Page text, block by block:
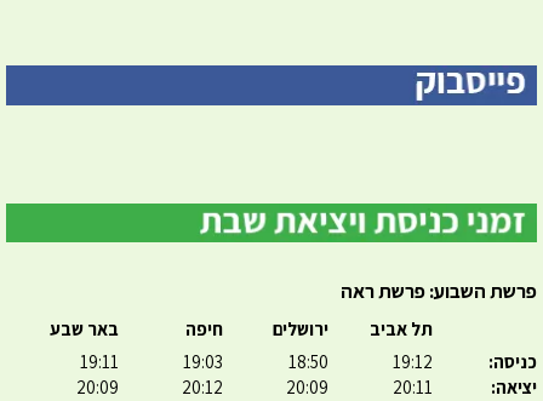
פרשת השבוע: פרשת ראה
כניסה:
יציאה:
תל אביב
19:12
20:11
ירושלים
18:50
20:09
חיפה
19:03
20:12
באר שבע
19:11
20:09